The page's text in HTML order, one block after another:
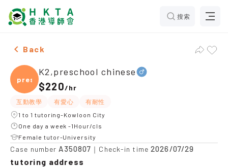
搜索
Male K2,preschool chinese，Kowloon City Tuition
Back
presc
K2,preschool chinese
$220/hr
互動教學 有愛心
有耐性
1 to 1 tutoring-Kowloon City
One day a week -1Hour/cls
Female tutor-University
Case number A350807 ｜Check-in time2026/07/29
tutoring address